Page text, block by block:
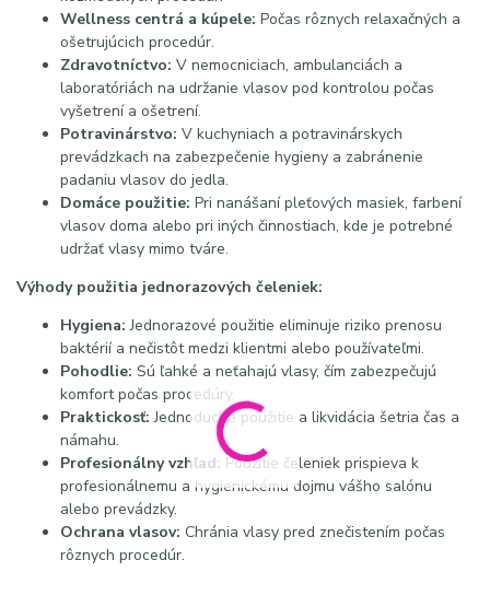
Wellness centrá a kúpele: Počas rôznych relaxačných a
ošetrujúcich procedúr.
Zdravotníctvo: V nemocniciach, ambulanciách a
laboratóriách na udržanie vlasov pod kontrolou počas
vyšetrení a ošetrení.
Potravinárstvo: V kuchyniach a potravinárskych
prevádzkach na zabezpečenie hygieny a zabránenie
padaniu vlasov do jedla.
Domáce použitie: Pri nanášaní pleťových masiek, farbení
vlasov doma alebo pri iných činnostiach, kde je potrebné
udržať vlasy mimo tváre.
Výhody použitia jednorazových čeleniek:
Hygiena: Jednorazové použitie eliminuje riziko prenosu
baktérií a nečistôt medzi klientmi alebo používateľmi.
Pohodlie: Sú ľahké a neťahajú vlasy, čím zabezpečujú
komfort počas procedúry.
Praktickosť: Jednoduché použitie a likvidácia šetria čas a
námahu.
Profesionálny vzhľad: Použitie čeleniek prispieva k
profesionálnemu a hygienickému dojmu vášho salónu
alebo prevádzky.
Ochrana vlasov: Chránia vlasy pred znečistením počas
rôznych procedúr.